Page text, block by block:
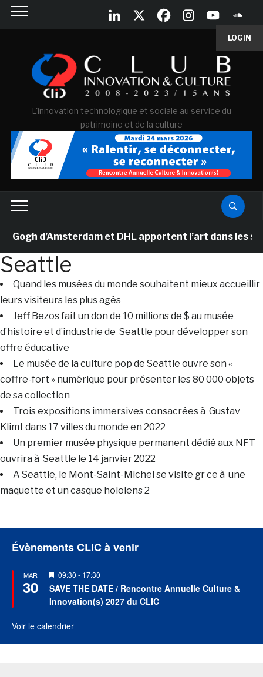
LOGIN
L'innovation technologique et sociale au service du
patrimoine et de la culture
d’Amsterdam et DHL apportent l’art dans les
Seattle
Quand les musées du monde souhaitent mieux accueillir
leurs visiteurs les plus agés
Jeff Bezos fait un don de 10 millions de $ au musée
d’histoire et d’industrie de Seattle pour développer son
offre éducative
Le musée de la culture pop de Seattle ouvre son «
coffre-fort » numérique pour présenter les 80 000 objets
de sa collection
Trois expositions immersives consacrées à Gustav
Klimt dans 17 villes du monde en 2022
Un premier musée physique permanent dédié aux NFT
ouvrira à Seattle le 14 janvier 2022
A Seattle, le Mont-Saint-Michel se visite gr ce à une
maquette et un casque hololens 2
Évènements CLIC à venir
MAR
30
Mis
en
avant
09:30 - 17:30
SAVE THE DATE / Rencontre Annuelle Culture &
Innovation(s) 2027 du CLIC
Voir le calendrier